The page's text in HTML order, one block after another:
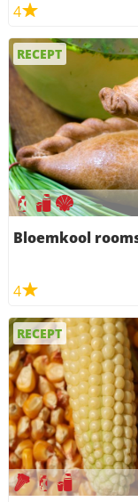
4
RECEPT
Bloemkool
4
RECEPT